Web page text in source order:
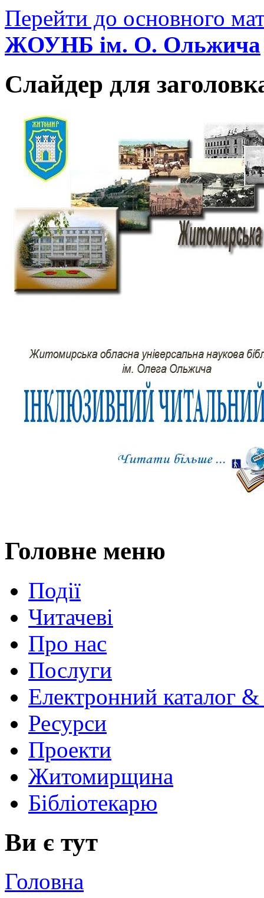
Перейти до основного
ЖОУНБ ім. О. Ольжича
Слайдер для
Головне меню
Події
Читачеві
Про нас
Послуги
Електронний каталог
Ресурси
Проекти
Житомирщина
Бібліотекарю
Ви є тут
Головна